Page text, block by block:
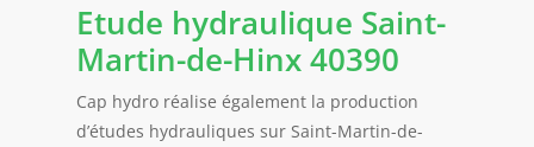
Etude hydraulique Saint-
Martin-de-Hinx 40390
Cap hydro réalise également la production
d’études hydrauliques sur Saint-Martin-de-